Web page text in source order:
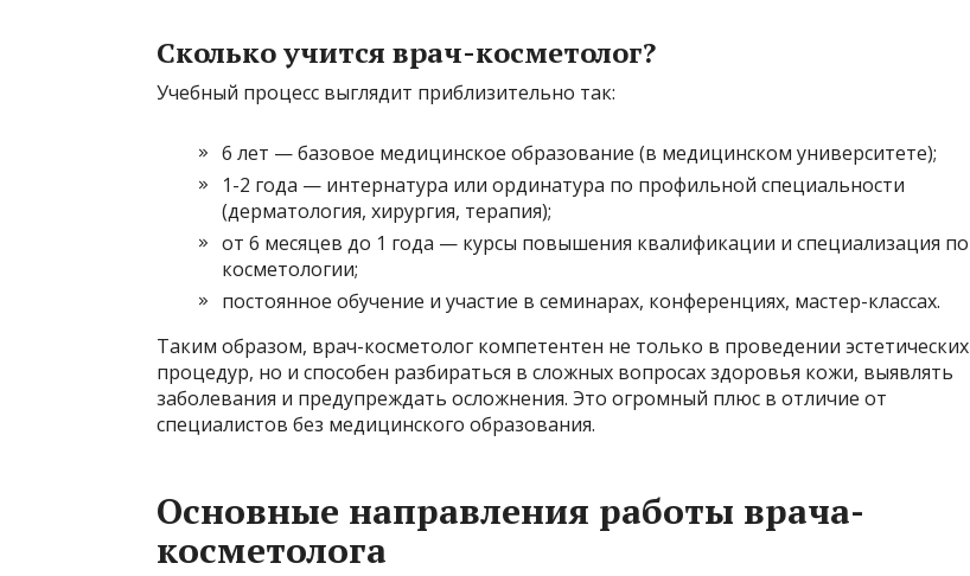
Сколько учится врач-косметолог?
Учебный процесс выглядит приблизительно так:
6 лет — базовое медицинское образование (в медицинском университете);
1-2 года — интернатура или ординатура по профильной специальности
(дерматология, хирургия, терапия);
от 6 месяцев до 1 года — курсы повышения квалификации и специализация по
косметологии;
постоянное обучение и участие в семинарах, конференциях, мастер-классах.
Таким образом, врач-косметолог компетентен не только в проведении эстетических
процедур, но и способен разбираться в сложных вопросах здоровья кожи, выявлять
заболевания и предупреждать осложнения. Это огромный плюс в отличие от
специалистов без медицинского образования.
Основные направления работы врача-
косметолога